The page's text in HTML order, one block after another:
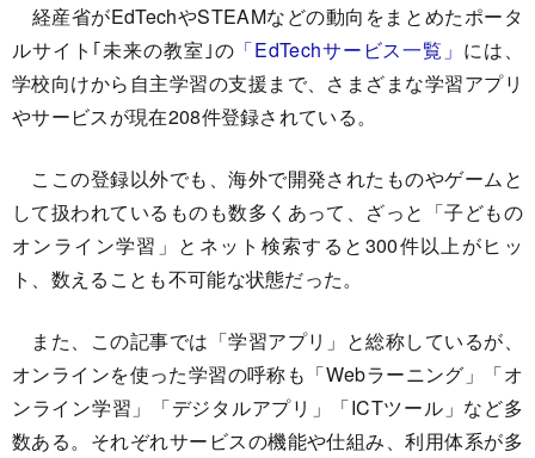
経産省がEdTechやSTEAMなどの動向をまとめたポータ
ルサイト｢未来の教室｣の 「EdTechサービス一覧」 には、
学校向けから自主学習の支援まで、さまざまな学習アプリ
やサービスが現在208件登録されている。
ここの登録以外でも、海外で開発されたものやゲームと
して扱われているものも数多くあって、ざっと「子どもの
オンライン学習」とネット検索すると300件以上がヒッ
ト、数えることも不可能な状態だった。
また、この記事では「学習アプリ」と総称しているが、
オンラインを使った学習の呼称も「Webラーニング」「オ
ンライン学習」「デジタルアプリ」「ICTツール」など多
数ある。それぞれサービスの機能や仕組み、利用体系が多